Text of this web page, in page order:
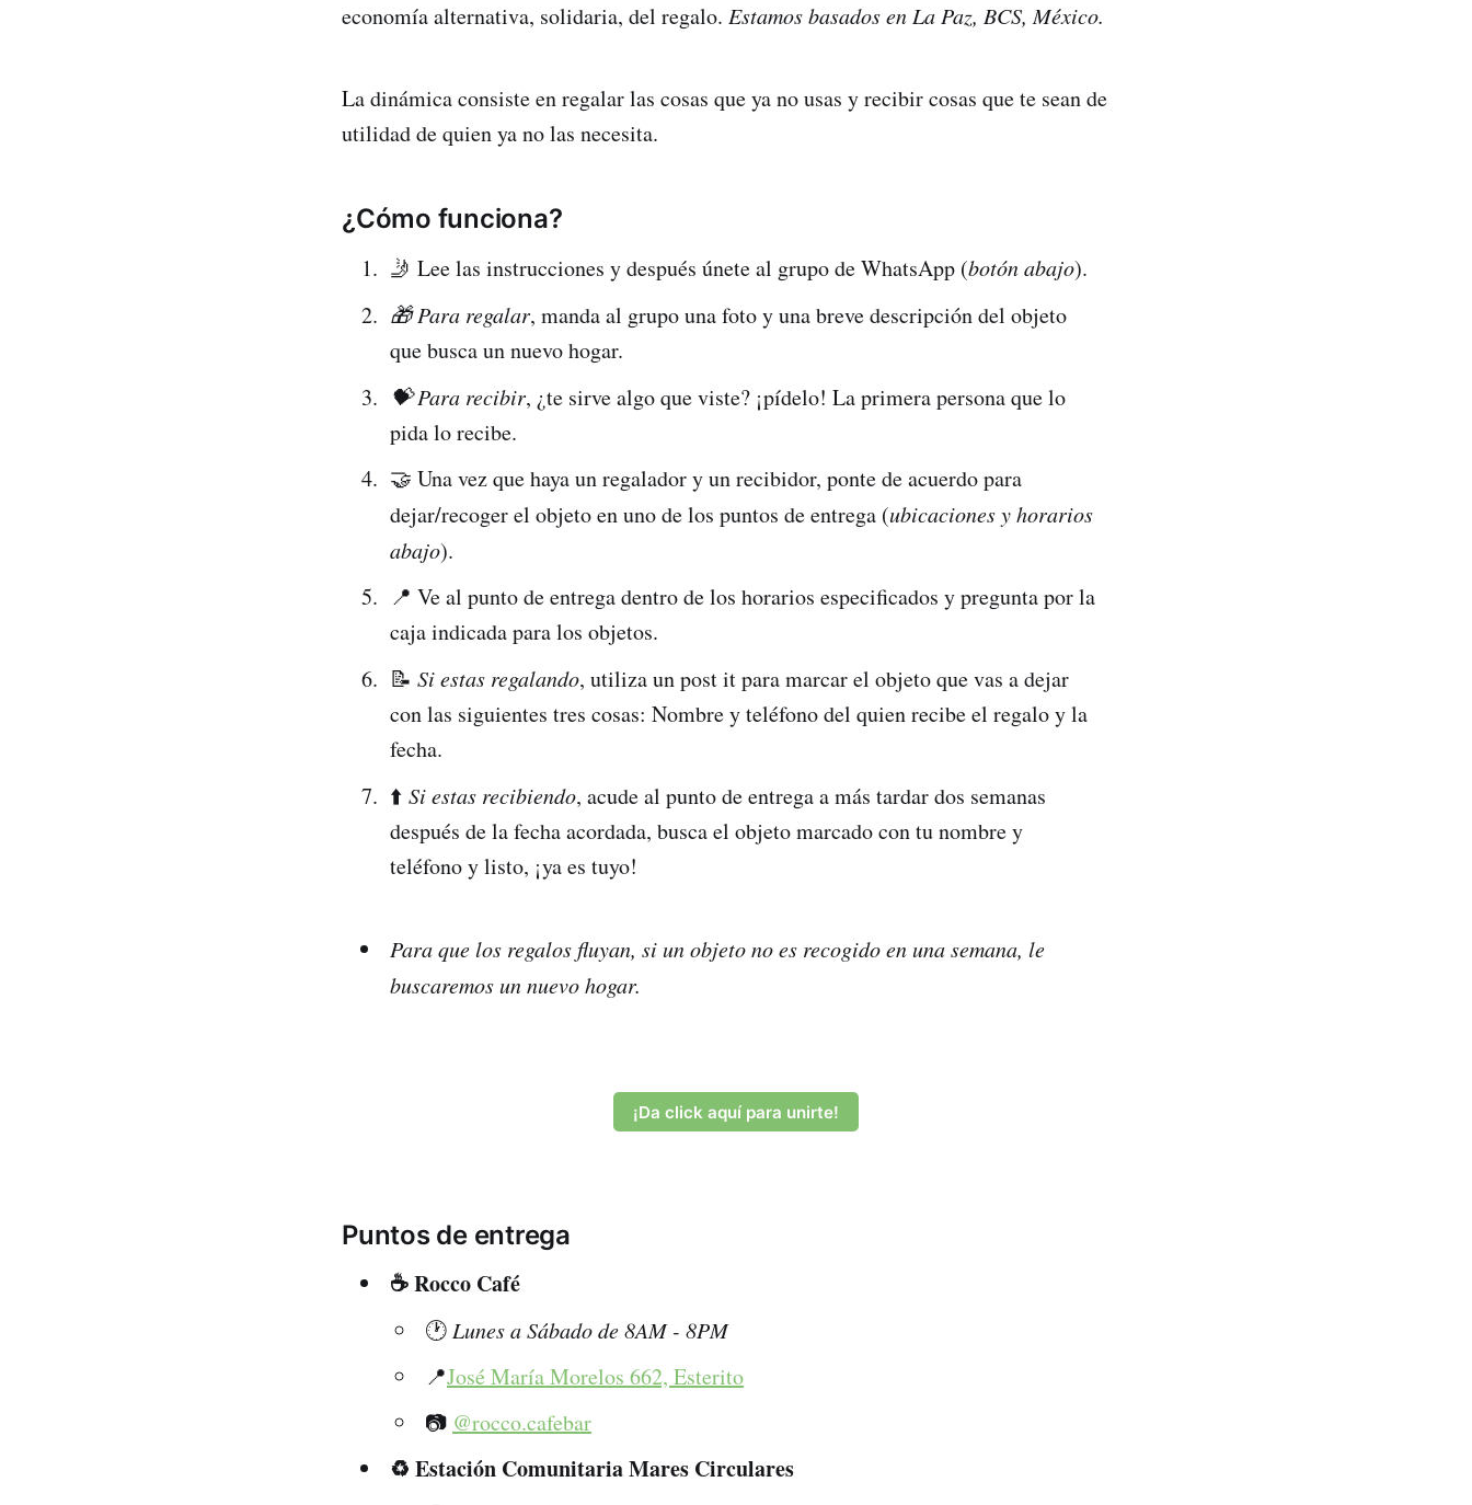
economía alternativa, solidaria, del regalo. Estamos basados en La Paz, BCS, México.
La dinámica consiste en regalar las cosas que ya no usas y recibir cosas que te sean de
utilidad de quien ya no las necesita.
¿Cómo funciona?
🤳 Lee las instrucciones y después únete al grupo de WhatsApp (botón abajo).
🎁 Para regalar, manda al grupo una foto y una breve descripción del objeto
que busca un nuevo hogar.
💝 Para recibir, ¿te sirve algo que viste? ¡pídelo! La primera persona que lo
pida lo recibe.
🤝 Una vez que haya un regalador y un recibidor, ponte de acuerdo para
dejar/recoger el objeto en uno de los puntos de entrega (ubicaciones y horarios
abajo).
📍 Ve al punto de entrega dentro de los horarios especificados y pregunta por la
caja indicada para los objetos.
📝 Si estas regalando, utiliza un post it para marcar el objeto que vas a dejar
con las siguientes tres cosas: Nombre y teléfono del quien recibe el regalo y la
fecha.
⬆️ Si estas recibiendo, acude al punto de entrega a más tardar dos semanas
después de la fecha acordada, busca el objeto marcado con tu nombre y
teléfono y listo, ¡ya es tuyo!
Para que los regalos fluyan, si un objeto no es recogido en una semana, le
buscaremos un nuevo hogar.
¡Da click aquí para unirte!
Puntos de entrega
☕️ Rocco Café
🕐 Lunes a Sábado de 8AM - 8PM
📍José María Morelos 662, Esterito
📷 @rocco.cafebar
♻️ Estación Comunitaria Mares Circulares